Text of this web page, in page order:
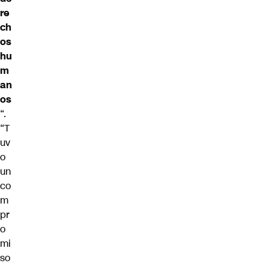
re
ch
os
hu
m
an
os
“.
“T
uv
o
un
co
m
pr
o
mi
so